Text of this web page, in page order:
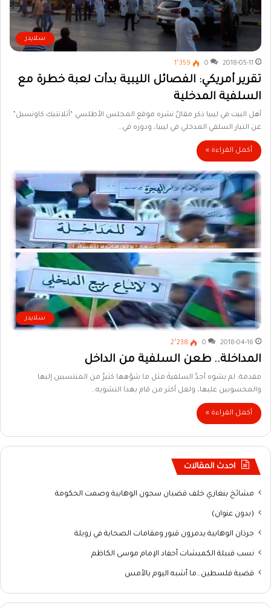
سلايدر
2018-05-11
0 1٬359
تقرير أمريكي: الفصائل الليبية بدأت لعبة خطرة مع
السلفية المدخلية
أهل البيت في ليبيا ذكر مقالٌ نشره موقع المجلس الأطلسي “أتلانتيك كاونسيل”
عن التيار السلفي المدخلي في ليبيا، ودوره في…
أكمل القراءة »
سلايدر
2018-04-16
0 2٬238
المداخلة.. طعن السلفية من الداخل
مقدمة: لم يشوه أحدٌ السلفيةَ مثل ما شوّهها كثيرٌ من المنتسبين إليها
والمحسوبين عليها، ولعل أكثر من قام بهذا التشويه…
أكمل القراءة »
احدث المقالات
مشائخ بنغازي خلف قضبان سجون الوهابية وصمت الحكومة
(بدون عنوان)
جرذان الوهابية يدمرون قبور ومقامات الصحابة في زويلة
نسب قبيلة الكميشات أحفاد الإمام موسى الكاظم
قضية فلسطين…ما أشبه اليوم بالأمس